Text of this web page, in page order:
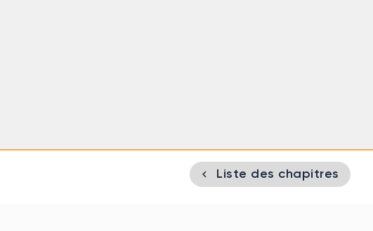
navigate_before Liste des chapitres